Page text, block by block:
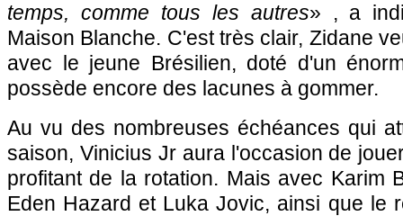
temps, comme tous les autres» , a
Maison Blanche. C'est très clair, Zidane
avec le jeune Brésilien, doté d'un
possède encore des lacunes à gommer.
Au vu des nombreuses échéances qui
saison, Vinicius Jr aura l'occasion de
profitant de la rotation. Mais avec Karim
Eden Hazard et Luka Jovic, ainsi que le